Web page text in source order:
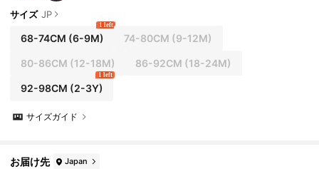
サイズ JP
68-74CM (6-9M)
1 left
74-80CM (9-12M)
80-86CM (12-18M) 86-92CM (18-24M)
92-98CM (2-3Y)
1 left
サイズガイド
お届け先 Japan